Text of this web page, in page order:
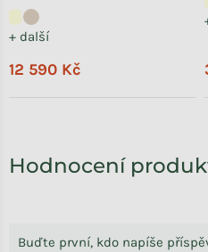
Hodnocení
Buďte první, kdo napíše
+ další
12 590 Kč